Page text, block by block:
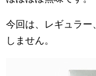
今回は、レギュラー
しません。